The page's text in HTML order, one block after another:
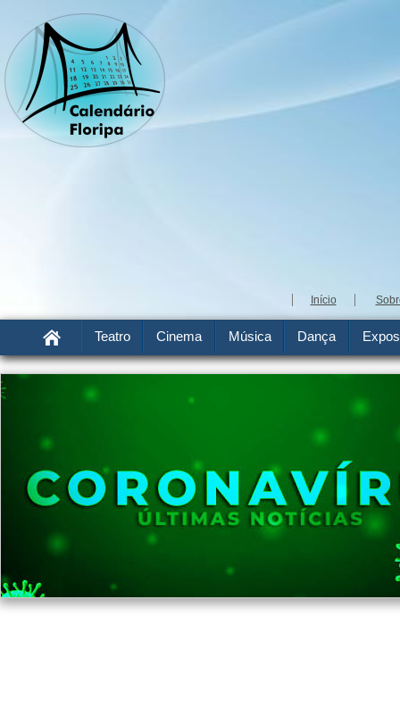
Início
Teatro Cinema Música Dança